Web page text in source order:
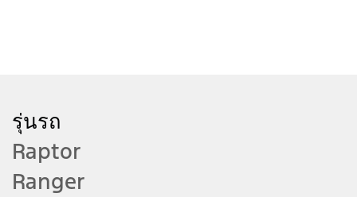
รุ่นรถ
Raptor
Ranger